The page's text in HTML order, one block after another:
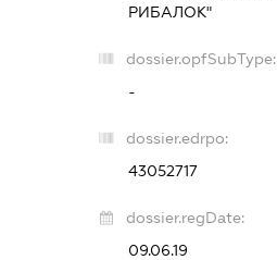
РИБАЛОК"
dossier.opfSubType:
-
dossier.edrpo:
43052717
dossier.regDate:
09.06.19